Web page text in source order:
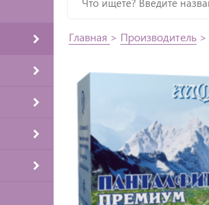
Главная > Производитель >